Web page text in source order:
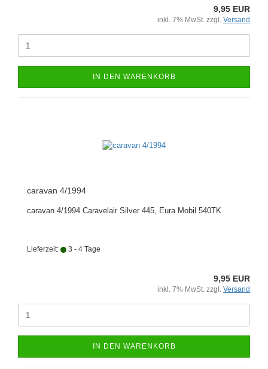
9,95 EUR
inkl. 7% MwSt. zzgl. Versand
IN DEN WARENKORB
caravan 4/1994
caravan 4/1994 Caravelair Silver 445, Eura Mobil 540TK
Lieferzeit: 3 - 4 Tage
9,95 EUR
inkl. 7% MwSt. zzgl. Versand
IN DEN WARENKORB